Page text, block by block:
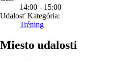
14:00 - 15:00
Udalosť Kategória:
Tréning
Miesto udalosti